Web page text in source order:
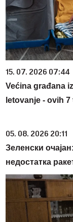
15. 07. 2026 07:44
Većina građana
letovanje - ovih
05. 08. 2026 20:11
Зеленски
недостатка